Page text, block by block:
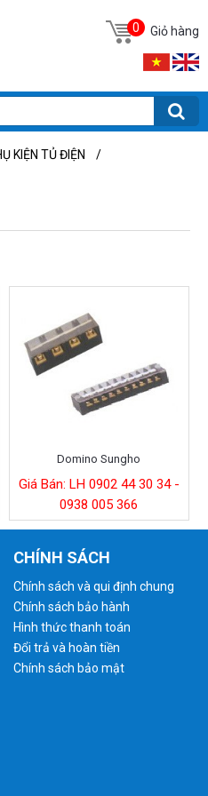
Giỏ hàng
0
KIỆN TỦ ĐIỆN
/
Domino Sungho
Giá Bán: LH 0902 44 30 34 -
0938 005 366
CHÍNH SÁCH
Chính sách và qui định chung
Chính sách bảo hành
Hình thức thanh toán
Đổi trả và hoàn tiền
Chính sách bảo mật